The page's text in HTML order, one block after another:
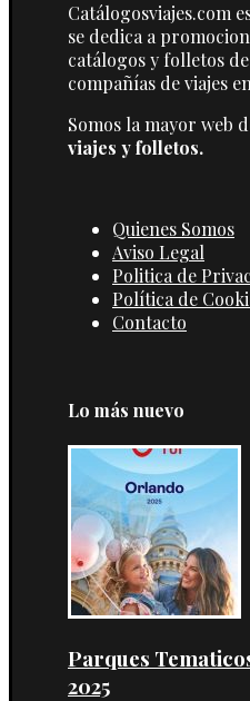
Catálogosviajes.com
se dedica a
catálogos y folletos
compañías de viajes
Somos la mayor web
viajes y folletos.
Quienes Somos
Aviso Legal
Politica de
Política de
Contacto
Lo más nuevo
Parques
2025